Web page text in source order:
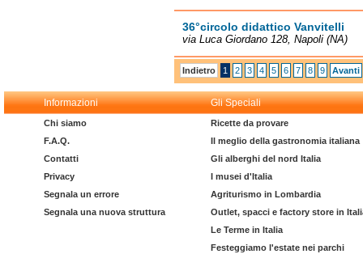
36°circolo didattico Vanvitelli
via Luca Giordano 128, Napoli (NA)
Indietro 1 2 3 4 5 6 7 8 9 Avanti
Informazioni Gli Speciali
Chi siamo
F.A.Q.
Contatti
Privacy
Segnala un errore
Segnala una nuova struttura
Ricette da provare
Il meglio della gastronomia italiana
Gli alberghi del nord Italia
I musei d'Italia
Agriturismo in Lombardia
Outlet, spacci e factory store in
Le Terme in Italia
Festeggiamo l'estate nei parchi